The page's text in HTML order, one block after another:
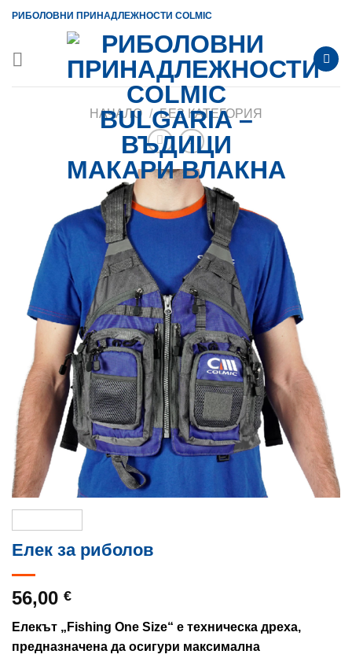
SkipРИБОЛОВНИ ПРИНАДЛЕЖНОСТИ COLMIC
НАЧАЛО / БЕЗ КАТЕГОРИЯ
Елек за риболов
56,00 €
Елекът „Fishing One Size“ е техническа дреха,
предназначена да осигури максимална